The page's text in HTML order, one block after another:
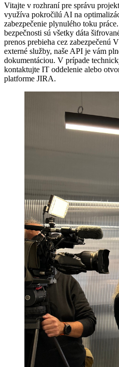
Vitajte v rozhraní pre správu
využíva pokročilú AI na
zabezpečenie plynulého toku
bezpečnosti sú všetky dáta
prenos prebieha cez zabezpečenú
externé služby, naše API je vám
dokumentáciou. V prípade
kontaktujte IT oddelenie alebo
platforme JIRA.